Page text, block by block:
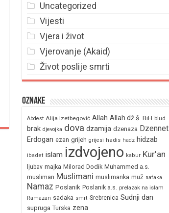
Uncategorized
Vijesti
Vjera i život
Vjerovanje (Akaid)
Život poslije smrti
Oznake
Abdest Alija Izetbegović Allah Allah dž.š. BiH blud
brak djevojka dova dzamija dzenaza Dzennet
Erdogan ezan grijeh grijesi hadis hadz hidzab
ibadet islam izdvojeno kabur Kur'an
ljubav majka Milorad Dodik Muhammed a.s.
musliman Muslimani muslimanka muž nafaka
Namaz Poslanik Poslanik a.s. prelazak na islam
Ramazan sadaka smrt Srebrenica Sudnji dan
supruga Turska zena